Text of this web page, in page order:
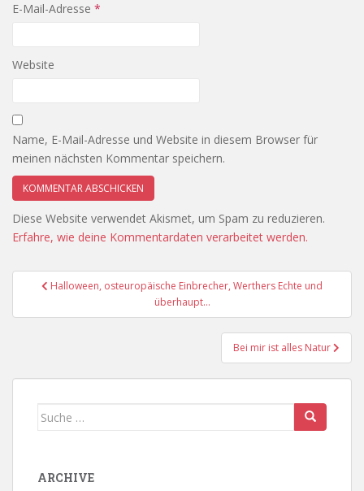
E-Mail-Adresse *
Website
Name, E-Mail-Adresse und Website in diesem Browser für
meinen nächsten Kommentar speichern.
Diese Website verwendet Akismet, um Spam zu reduzieren.
Erfahre, wie deine Kommentardaten verarbeitet werden.
Beitragsnavigation
Halloween, osteuropäische Einbrecher, Werthers Echte und
überhaupt…
Bei mir ist alles Natur
Suche
ARCHIVE